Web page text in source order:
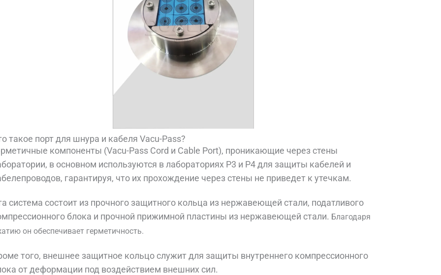
такое порт для шнура и кабеля Vacu-Pass?
компоненты (Vacu-Pass Cord и Cable Port), проникающие через стены
в основном используются в лабораториях P3 и P4 для защиты кабелей и
гарантируя, что их прохождение через стены не приведет к утечкам.
система состоит из прочного защитного кольца из нержавеющей стали, податливого
блока и прочной прижимной пластины из нержавеющей стали. Благодаря
он обеспечивает герметичность.
того, внешнее защитное кольцо служит для защиты внутреннего компрессионного
от деформации под воздействием внешних сил.